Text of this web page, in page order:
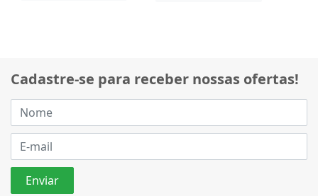
Cadastre-se para receber nossas ofertas!